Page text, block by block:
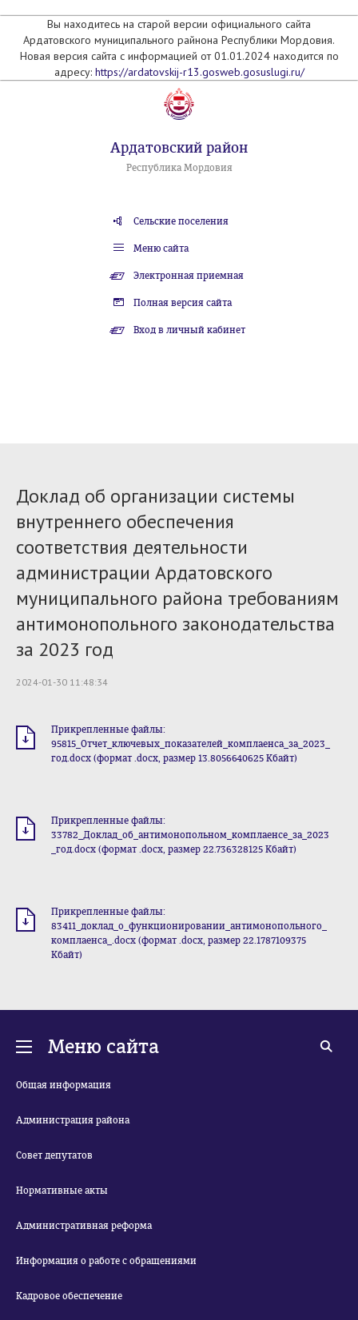
Вы находитесь на старой версии официального сайта
Ардатовского муниципального райнона Республики Мордовия.
Новая версия сайта с информацией от 01.01.2024 находится по
адресу: https://ardatovskij-r13.gosweb.gosuslugi.ru/
Ардатовский район
Республика Мордовия
Сельские поселения
Меню сайта
Электронная приемная
Полная версия сайта
Вход в личный кабинет
Доклад об организации системы
внутреннего обеспечения
соответствия деятельности
администрации Ардатовского
муниципального района требованиям
антимонопольного законодательства
за 2023 год
2024-01-30 11:48:34
Прикрепленные файлы:
95815_Отчет_ключевых_показателей_комплаенса_за_2023_
год.docx (формат .docx, размер 13.8056640625 Кбайт)
Прикрепленные файлы:
33782_Доклад_об_антимонопольном_комплаенсе_за_2023
_год.docx (формат .docx, размер 22.736328125 Кбайт)
Прикрепленные файлы:
83411_доклад_о_функционировании_антимонопольного_
комплаенса_.docx (формат .docx, размер 22.1787109375
Кбайт)
Меню сайта
Общая информация
Администрация района
Совет депутатов
Нормативные акты
Административная реформа
Информация о работе с обращениями
Кадровое обеспечение